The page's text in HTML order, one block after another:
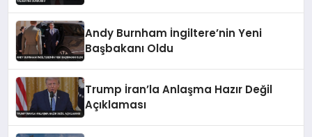
Andy Burnham İngiltere’nin Yeni
Başbakanı Oldu
Trump İran’la Anlaşma Hazır Değil
Açıklaması